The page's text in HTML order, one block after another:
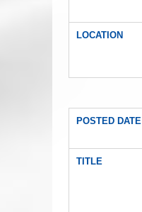
LOCATION
POSTED DATE
TITLE